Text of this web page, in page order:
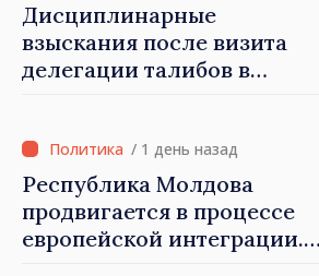
Дисциплинарные
взыскания после визита
делегации талибов в
занимающие высокие
должности, не знают
политики государства»
/ 1 день назад
Республика Молдова
продвигается в процессе
европейской интеграции.